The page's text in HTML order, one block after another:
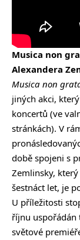
Musica non
Alexandera
Musica non
jiných akci,
koncertů (ve
stránkách). V
době spojeni s
Zemlinsky,
šestnáct let, je
U příležitosti
říjnu uspořádán
světové